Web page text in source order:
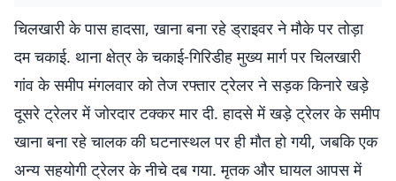
चिलखारी के पास हादसा, खाना बना रहे ड्राइवर ने मौके पर तोड़ा
दम चकाई. थाना क्षेत्र के चकाई-गिरिडीह मुख्य मार्ग पर चिलखारी
गांव के समीप मंगलवार को तेज रफ्तार ट्रेलर ने सड़क किनारे खड़े
दूसरे ट्रेलर में जोरदार टक्कर मार दी. हादसे में खड़े ट्रेलर के समीप
खाना बना रहे चालक की घटनास्थल पर ही मौत हो गयी, जबकि एक
अन्य सहयोगी ट्रेलर के नीचे दब गया. मृतक और घायल आपस में